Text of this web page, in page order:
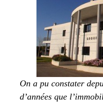
On a pu constater
d’années que